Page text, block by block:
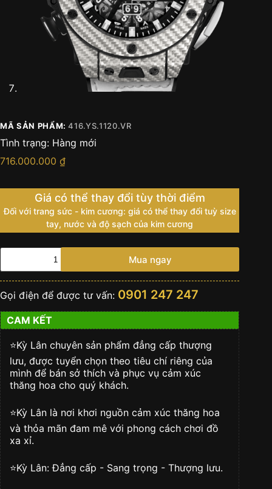
MÃ SẢN PHẨM:416.YS.1120.VR
Tình trạng: Hàng mới
716.000.000 ₫
Giá có thể thay đổi tùy thời điểm
Đối với trang sức - kim cương: giá có thể thay đổi tuỳ size
tay, nước và độ sạch của kim cương
HUBLOT
GOLF
45mm
số
lượng
Mua ngay
Gọi điện để được tư vấn: 0901 247 247
CAM KẾT
⭐️Kỳ Lân chuyên sản phẩm đẳng cấp thượng
lưu, được tuyển chọn theo tiêu chí riêng của
mình để bán sở thích và phục vụ cảm xúc
thăng hoa cho quý khách.
⭐️Kỳ Lân là nơi khơi nguồn cảm xúc thăng hoa
và thỏa mãn đam mê với phong cách chơi đồ
xa xỉ.
⭐️Kỳ Lân: Đẳng cấp - Sang trọng - Thượng lưu.